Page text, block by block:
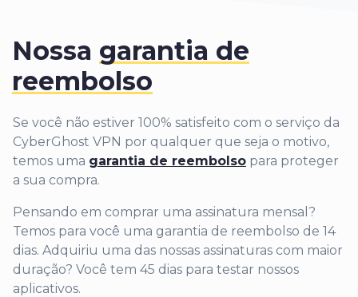
Nossa garantia de
reembolso
Se você não estiver 100% satisfeito com o serviço da
CyberGhost VPN por qualquer que seja o motivo,
temos uma garantia de reembolso para proteger
a sua compra.
Pensando em comprar uma assinatura mensal?
Temos para você uma garantia de reembolso de 14
dias. Adquiriu uma das nossas assinaturas com maior
duração? Você tem 45 dias para testar nossos
aplicativos.